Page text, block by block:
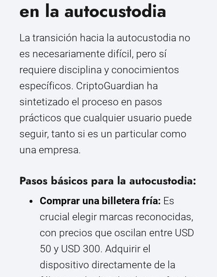
en la autocustodia
La transición hacia la autocustodia no
es necesariamente difícil, pero sí
requiere disciplina y conocimientos
específicos. CriptoGuardian ha
sintetizado el proceso en pasos
prácticos que cualquier usuario puede
seguir, tanto si es un particular como
una empresa.
Pasos básicos para la autocustodia:
Comprar una billetera fría: Es
crucial elegir marcas reconocidas,
con precios que oscilan entre USD
50 y USD 300. Adquirir el
dispositivo directamente de la